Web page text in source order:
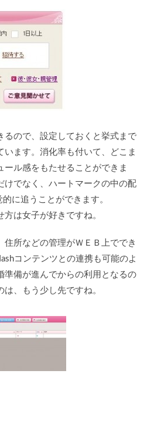
るので、設定しておくと挙式まで
ます。消化率も付いて、どこま
ール感をもたせることができま
けでなく、ハートマークの中の配
に追うことができます。
は女子が好きですね。
所などの管理がＷＥＢ上ででき
コンテンツとの連携も可能のよ
準備が進んでからの利用となるの
、もう少し先ですね。